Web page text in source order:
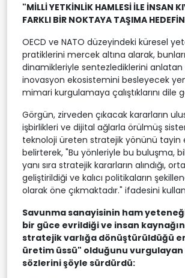
"MİLLİ YETKİNLİK HAMLESİ İLE İNSAN
FARKLI BİR NOKTAYA TAŞIMA
OECD ve NATO düzeyindeki küresel
pratiklerini mercek altına alarak,
dinamikleriyle sentezlediklerini anlatan
inovasyon ekosistemini besleyecek
mimari kurgulamaya çalıştıklarını dile
Görgün, zirveden çıkacak kararların
işbirlikleri ve dijital ağlarla örülmüş
teknoloji üreten stratejik yönünü tayin
belirterek, "Bu yönleriyle bu buluşma,
yanı sıra stratejik kararların alındığı,
geliştirildiği ve kalıcı politikaların
olarak öne çıkmaktadır." ifadesini
Savunma sanayisinin ham
bir güce evrildiği ve insan
stratejik varlığa dönüştürüldüğü
üretim üssü" olduğunu vurgulayan
sözlerini şöyle sürdürdü: